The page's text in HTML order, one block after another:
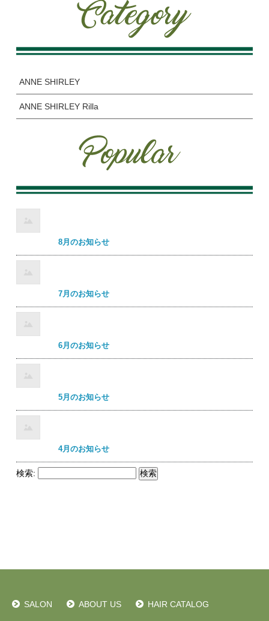
ANNE SHIRLEY
ANNE SHIRLEY Rilla
8月のお知らせ
7月のお知らせ
6月のお知らせ
5月のお知らせ
4月のお知らせ
検索:
SALON ABOUT US HAIR CATALOG